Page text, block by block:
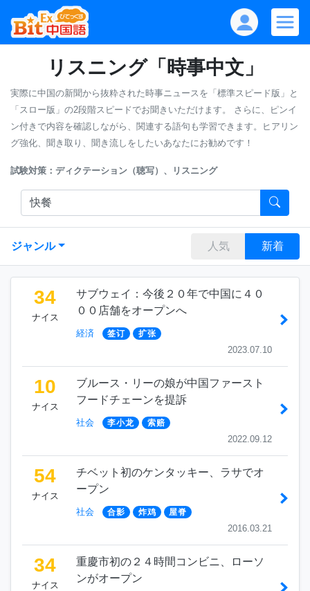
リスニング「時事中文」
実際に中国の新聞から抜粋された時事ニュースを「標準スピード版」と
「スロー版」の2段階スピードでお聞きいただけます。
さらに、ピンイ
ン付きで内容を確認しながら、関連する語句も学習できます。ヒアリン
グ強化、聞き取り、聞き流しをしたいあなたにお勧めです！
試験対策：ディクテーション（聴写）、リスニング
ジャンル 人気 新着
34
ナイス
サブウェイ：今後２０年で中国に４０
００店舗をオープンへ
経済 签订 扩张
2023.07.10
10
ナイス
ブルース・リーの娘が中国ファースト
フードチェーンを提訴
社会 李小龙 索赔
2022.09.12
54
ナイス
チベット初のケンタッキー、ラサでオ
ープン
社会 合影 炸鸡 屋脊
2016.03.21
34
ナイス
重慶市初の２４時間コンビニ、ローソ
ンがオープン